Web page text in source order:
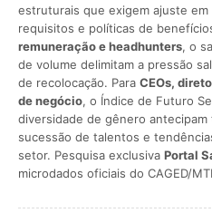
estruturais que exigem ajuste em
requisitos e políticas de
remuneração e headhunters, o
de volume delimitam a pressão
de recolocação. Para CEOs,
de negócio, o Índice de Futuro
diversidade de gênero
sucessão de talentos e
setor. Pesquisa exclusiva Portal
microdados oficiais do CAGED/